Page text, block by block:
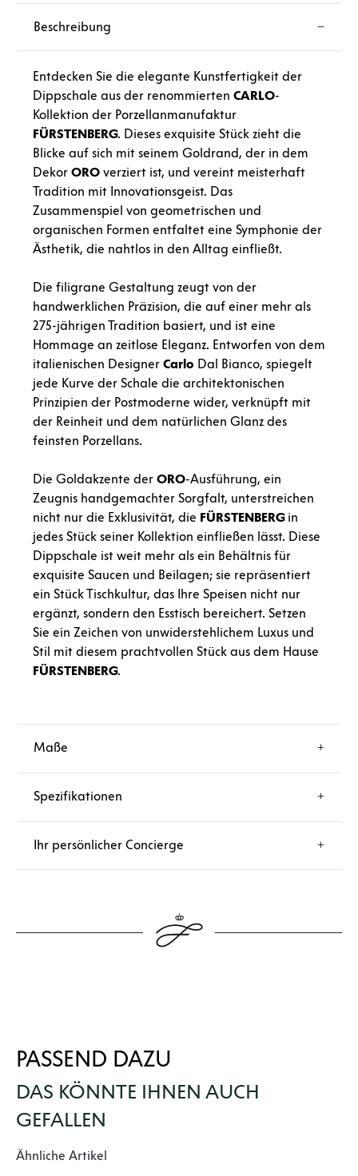
Beschreibung
Entdecken Sie die elegante Kunstfertigkeit der
Dippschale aus der renommierten CARLO-
Kollektion der Porzellanmanufaktur
FÜRSTENBERG. Dieses exquisite Stück zieht die
Blicke auf sich mit seinem Goldrand, der in dem
Dekor ORO verziert ist, und vereint meisterhaft
Tradition mit Innovationsgeist. Das
Zusammenspiel von geometrischen und
organischen Formen entfaltet eine Symphonie der
Ästhetik, die nahtlos in den Alltag einfließt.
Die filigrane Gestaltung zeugt von der
handwerklichen Präzision, die auf einer mehr als
275-jährigen Tradition basiert, und ist eine
Hommage an zeitlose Eleganz. Entworfen von dem
italienischen Designer Carlo Dal Bianco, spiegelt
jede Kurve der Schale die architektonischen
Prinzipien der Postmoderne wider, verknüpft mit
der Reinheit und dem natürlichen Glanz des
feinsten Porzellans.
Die Goldakzente der ORO-Ausführung, ein
Zeugnis handgemachter Sorgfalt, unterstreichen
nicht nur die Exklusivität, die FÜRSTENBERGin
jedes Stück seiner Kollektion einfließen lässt. Diese
Dippschale ist weit mehr als ein Behältnis für
exquisite Saucen und Beilagen; sie repräsentiert
ein Stück Tischkultur, das Ihre Speisen nicht nur
ergänzt, sondern den Esstisch bereichert. Setzen
Sie ein Zeichen von unwiderstehlichem Luxus und
Stil mit diesem prachtvollen Stück aus dem Hause
FÜRSTENBERG.
Maße
Spezifikationen
Ihr persönlicher Concierge
PASSEND DAZU
DAS KÖNNTE IHNEN AUCH
GEFALLEN
Produktgalerie überspringen
Ähnliche Artikel